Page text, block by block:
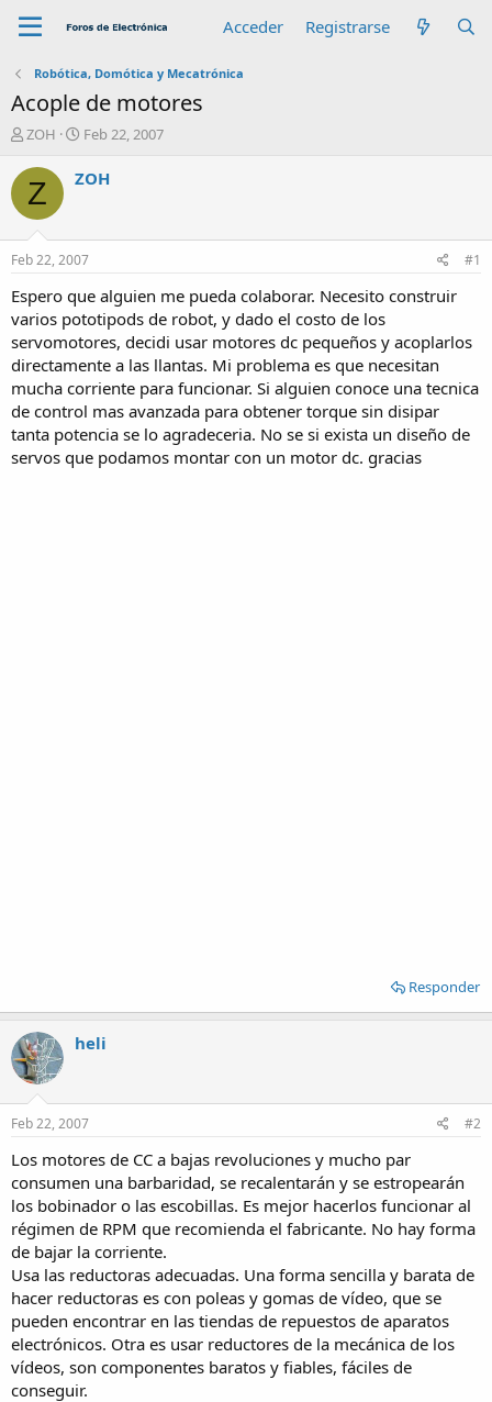
Acceder Registrarse
Robótica, Domótica y Mecatrónica
Acople de motores
A
t
o
r
ZOH
F
c
e
i
n
i
c
i
o
Feb 22, 2007
Z ZOH
Feb 22, 2007 #1
Espero que alguien me pueda colaborar. Necesito construir
varios pototipods de robot, y dado el costo de los
servomotores, decidi usar motores dc pequeños y acoplarlos
directamente a las llantas. Mi problema es que necesitan
mucha corriente para funcionar. Si alguien conoce una tecnica
de control mas avanzada para obtener torque sin disipar
tanta potencia se lo agradeceria. No se si exista un diseño de
servos que podamos montar con un motor dc. gracias
Responder
heli
Feb 22, 2007 #2
Los motores de CC a bajas revoluciones y mucho par
consumen una barbaridad, se recalentarán y se estropearán
los bobinador o las escobillas. Es mejor hacerlos funcionar al
régimen de RPM que recomienda el fabricante. No hay forma
de bajar la corriente.
Usa las reductoras adecuadas. Una forma sencilla y barata de
hacer reductoras es con poleas y gomas de vídeo, que se
pueden encontrar en las tiendas de repuestos de aparatos
electrónicos. Otra es usar reductores de la mecánica de los
vídeos, son componentes baratos y fiables, fáciles de
conseguir.